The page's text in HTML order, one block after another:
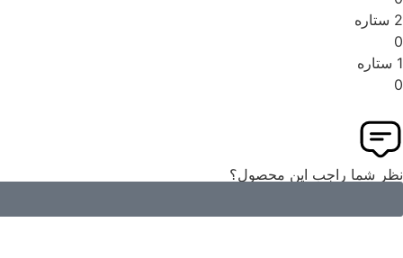
2 ستاره
0
1 ستاره
0
نظر شما راجب این محصول؟